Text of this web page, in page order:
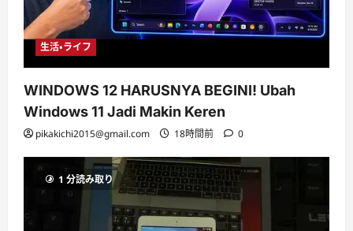
生活・ライフ
WINDOWS 12 HARUSNYA BEGINI! Ubah
Windows 11 Jadi Makin Keren
pikakichi2015@gmail.com 18時間前 0
1 分読み取り